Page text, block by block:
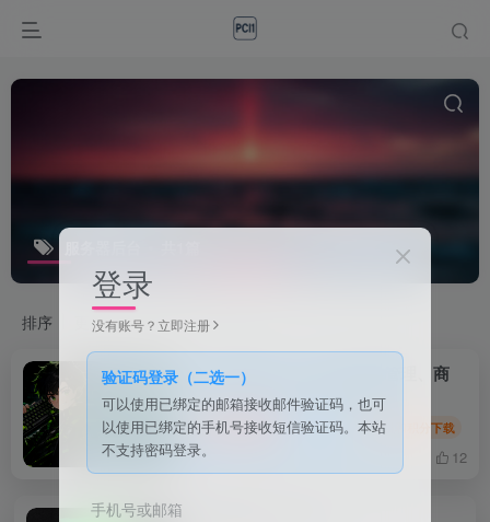
排序 更新 浏览 点赞
XPC 控制台：Rust 服务器管理、商
城、权限、风控一体化后台
付费资源 ￥999 事件 会员和积分下载
12
登录
没有账号？立即注册
验证码登录（二选一）
可以使用已绑定的邮箱接收邮件验证码，也可
以使用已绑定的手机号接收短信验证码。本站
不支持密码登录。
手机号或邮箱